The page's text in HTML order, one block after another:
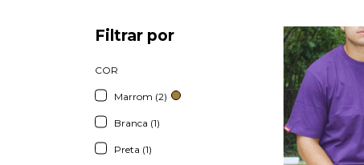
Filtrar por
COR
Marrom (2)
Branca (1)
Preta (1)